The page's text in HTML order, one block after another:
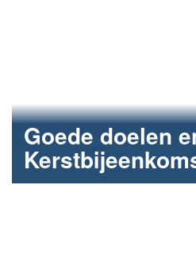
Goede doelen
Samen betrokken het jaar